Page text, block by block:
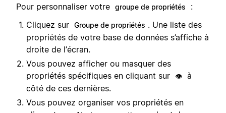
Pour personnaliser votre groupe de propriétés
:
Cliquez sur Groupe de propriétés . Une liste des
propriétés de votre base de données s’affiche à
droite de l’écran.
Vous pouvez afficher ou masquer des
propriétés spécifiques en cliquant sur
👁️ à
côté de ces dernières.
Vous pouvez organiser vos propriétés en